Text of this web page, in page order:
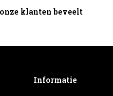
klanten beveelt
Informatie